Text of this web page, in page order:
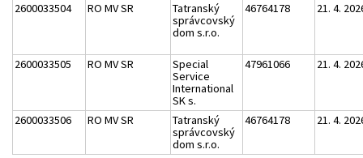
2600033504 RO MV SR
Tatranský
správcovský
dom s.r.o.
46764178 21. 4.
2600033505 RO MV SR
Special
Service
International
SK s.
47961066 21. 4.
2600033506 RO MV SR
Tatranský
správcovský
dom s.r.o.
46764178 21. 4.